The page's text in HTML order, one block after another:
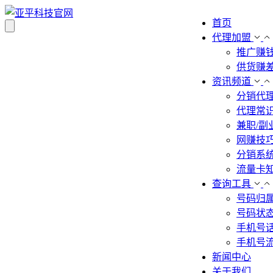
首页
代理加盟
推广赚
供货赚
资讯频道
分销代
代理常
兼职/副
网赚技
分销系
流量卡
查询工具
号码归
号码状
手机号
手机号
新闻中心